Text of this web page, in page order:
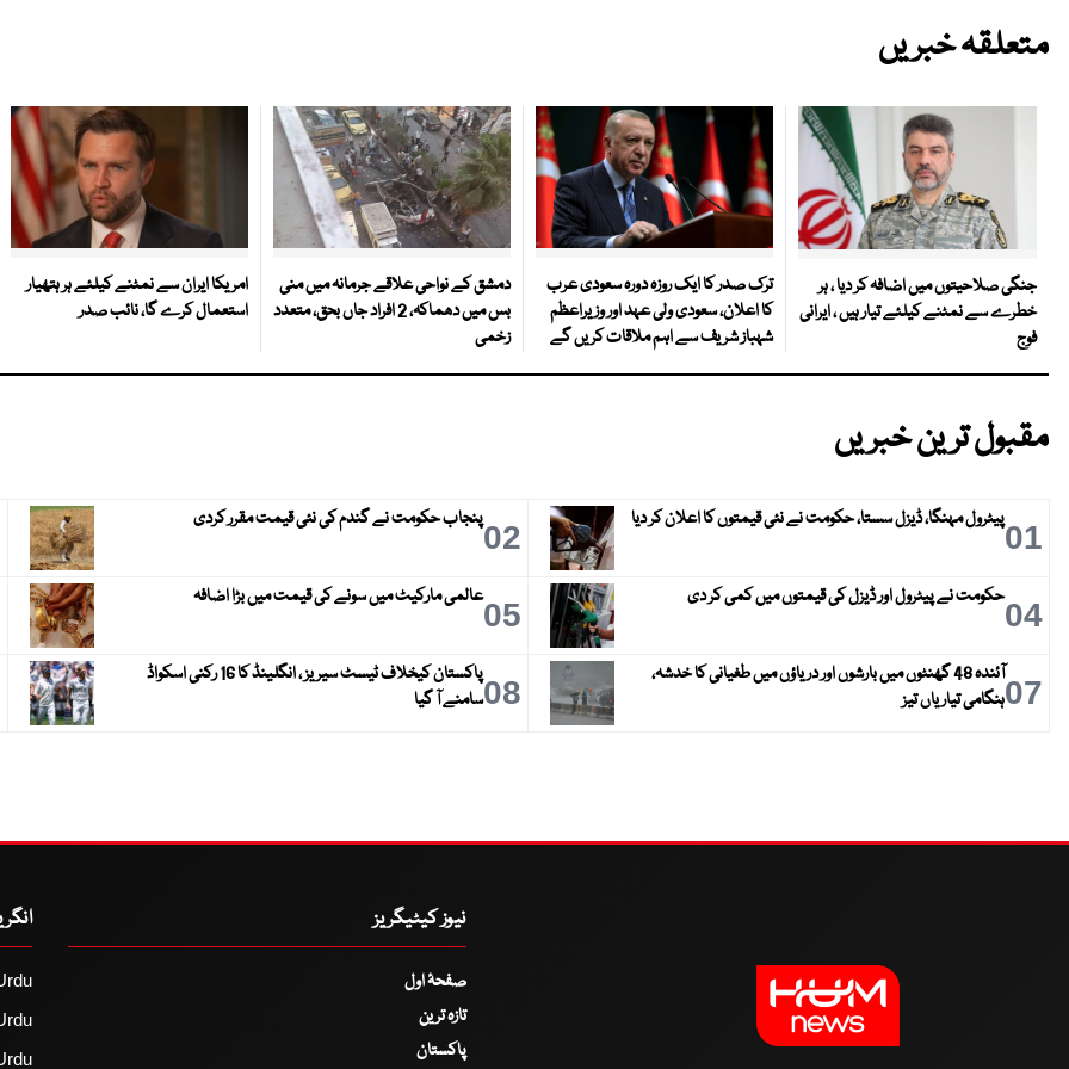
متعلقہ خبریں
جنگی صلاحیتوں میں اضافہ کر دیا ، ہر
خطرے سے نمٹنے کیلئے تیار ہیں ، ایرانی
فوج
ترک صدر کا ایک روزہ دورہ سعودی عرب
کا اعلان، سعودی ولی عہد اور وزیراعظم
شہباز شریف سے اہم ملاقات کریں گے
دمشق کے نواحی علاقے جرمانہ میں منی
بس میں دھماکہ، 2 افراد جاں بحق، متعدد
زخمی
امریکا ایران سے نمٹنے کیلئے ہر ہتھیار
استعمال کرے گا، نائب صدر
مقبول ترین خبریں
01پیٹرول مہنگا، ڈیزل سستا، حکومت نے نئی قیمتوں کا اعلان کر دیا 02پنجاب حکومت نے گندم کی نئی قیمت مقرر کردی
04حکومت نے پیٹرول اور ڈیزل کی قیمتوں میں کمی کر دی 05عالمی مارکیٹ میں سونے کی قیمت میں بڑا اضافہ
07
آئندہ 48 گھنٹوں میں بارشوں اور دریاؤں میں طغیانی کا خدشہ،
ہنگامی تیاریاں تیز
08
پاکستان کیخلاف ٹیسٹ سیریز ، انگلینڈ کا 16 رکنی اسکواڈ
سامنے آ گیا
نیوز کیٹیگریز
صفحۂ اول
تازہ ترین
پاکستان